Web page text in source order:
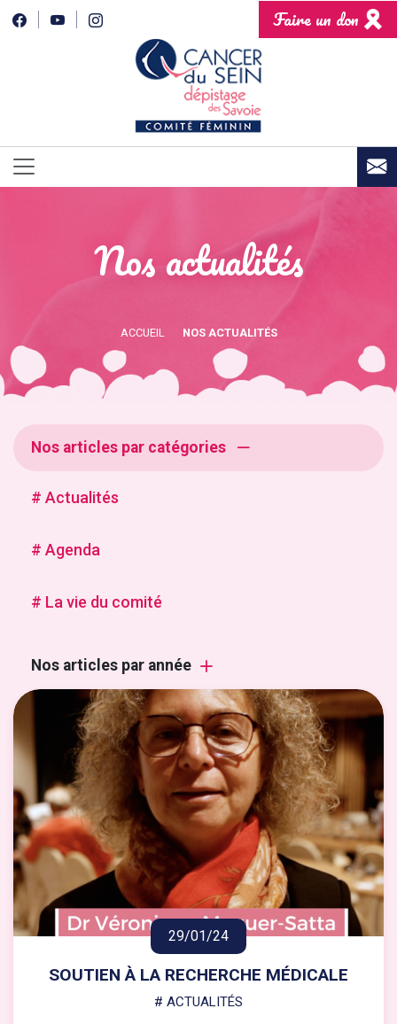
Faire un don
Nos actualités
ACCUEIL NOS ACTUALITÉS
Nos articles par catégories
# Actualités
# Agenda
# La vie du comité
Nos articles par année
29/01/24
SOUTIEN À LA RECHERCHE MÉDICALE
# ACTUALITÉS